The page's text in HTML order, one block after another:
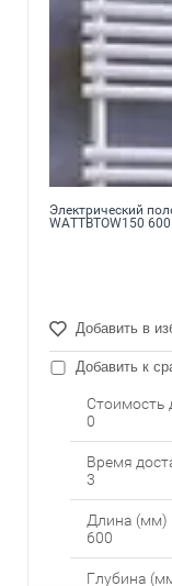
Электрический
WATTBTOW150 600
Добавить в
Добавить к
Стоимость
0
Время
3
Длина (мм)
600
Глубина